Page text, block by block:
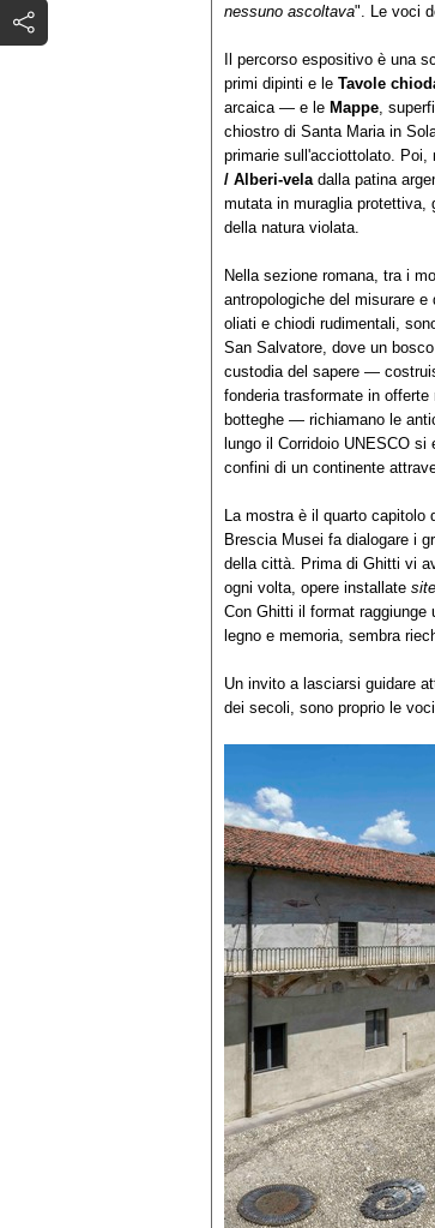
nessuno ascoltava". Le voci
Il percorso espositivo è una
primi dipinti e le Tavole
arcaica — e le Mappe,
chiostro di Santa Maria in
primarie sull'acciottolato. Poi,
/ Alberi-veladalla patina
mutata in muraglia protettiva,
della natura violata.
Nella sezione romana, tra i
antropologiche del misurare
oliati e chiodi rudimentali,
San Salvatore, dove un
custodia del sapere —
fonderia trasformate in
botteghe — richiamano le
lungo il Corridoio UNESCO si
confini di un continente
La mostra è il quarto capitolo
Brescia Musei fa dialogare i
della città. Prima di Ghitti vi
ogni volta, opere installate
Con Ghitti il format raggiunge
legno e memoria, sembra
Un invito a lasciarsi guidare
dei secoli, sono proprio le